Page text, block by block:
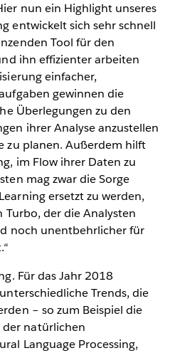
nun ein Highlight unseres
entwickelt sich sehr schnell
Tool für den
ihn effizienter arbeiten
einfacher,
gewinnen die
Überlegungen zu den
ihrer Analyse anzustellen
zu planen. Außerdem hilft
im Flow ihrer Daten zu
mag zwar die Sorge
ersetzt zu werden,
der die Analysten
noch unentbehrlicher für
Für das Jahr 2018
Trends, die
– so zum Beispiel die
natürlichen
Language Processing,